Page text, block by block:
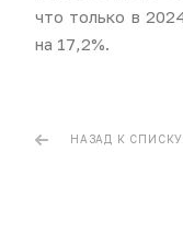
что только в
на 17,2%.
НАЗАД К СПИСКУ